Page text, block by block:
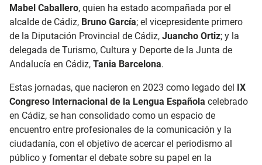
Mabel Caballero, quien ha estado acompañada por el
alcalde de Cádiz, Bruno García; el vicepresidente primero
de la Diputación Provincial de Cádiz, Juancho Ortiz; y la
delegada de Turismo, Cultura y Deporte de la Junta de
Andalucía en Cádiz, Tania Barcelona.
Estas jornadas, que nacieron en 2023 como legado del IX
Congreso Internacional de la Lengua Española celebrado
en Cádiz, se han consolidado como un espacio de
encuentro entre profesionales de la comunicación y la
ciudadanía, con el objetivo de acercar el periodismo al
público y fomentar el debate sobre su papel en la